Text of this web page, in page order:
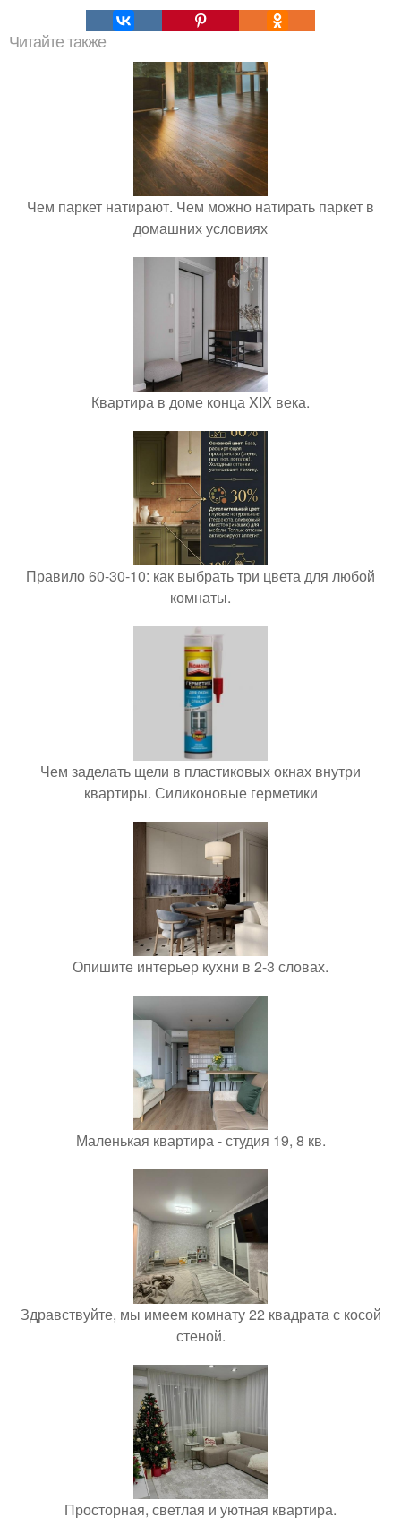
Читайте также
Чем паркет натирают. Чем можно натирать паркет в
домашних условиях
Квартира в доме конца XIX века.
Правило 60-30-10: как выбрать три цвета для любой
комнаты.
Чем заделать щели в пластиковых окнах внутри
квартиры. Силиконовые герметики
Опишите интерьер кухни в 2-3 словах.
Маленькая квартира - студия 19, 8 кв.
Здравствуйте, мы имеем комнату 22 квадрата с косой
стеной.
Просторная, светлая и уютная квартира.